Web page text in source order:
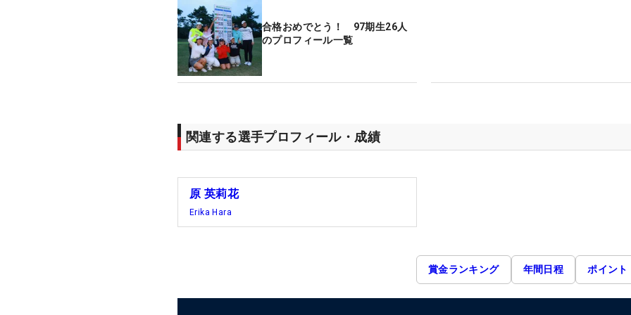
合格おめでとう！ 97期生26人
のプロフィール一覧
関連する選手プロフィール・成績
原 英莉花
Erika Hara
賞金ランキング 年間日程 ポイント